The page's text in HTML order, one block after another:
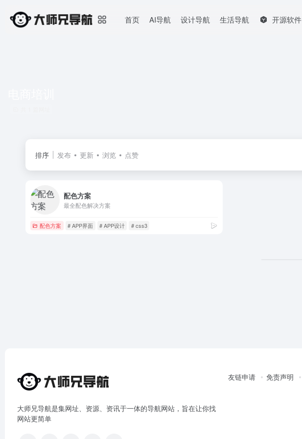
首页 AI导航 设计导航 生活导航 开源软件
排序 发布 更新 浏览 点赞
配色方案
最全配色解决方案
配色方案 # APP界面 # APP设计 # css3
大师兄导航是集网址、资源、资讯于一体的导航网站，旨在让你找
网站更简单
友链申请 免责声明